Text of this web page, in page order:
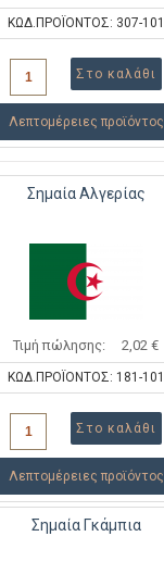
ΚΩΔ.ΠΡΟΪΟΝΤΟΣ: 307-101
Λεπτομέρειες προϊόντος
Σημαία Αλγερίας
Τιμή πώλησης: 2,02 €
ΚΩΔ.ΠΡΟΪΟΝΤΟΣ: 181-101
Λεπτομέρειες προϊόντος
Σημαία Γκάμπια